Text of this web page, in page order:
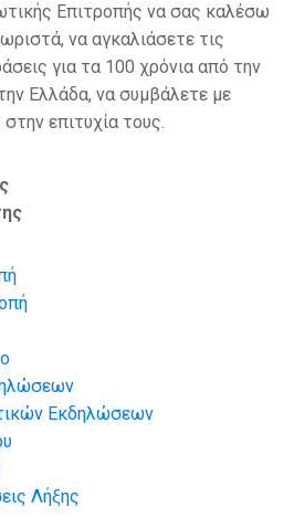
Επιτροπής να σας καλέσω
να αγκαλιάσετε τις
για τα 100 χρόνια από την
Ελλάδα, να συμβάλετε με
επιτυχία τους.
Εκδηλώσεων
Λήξης